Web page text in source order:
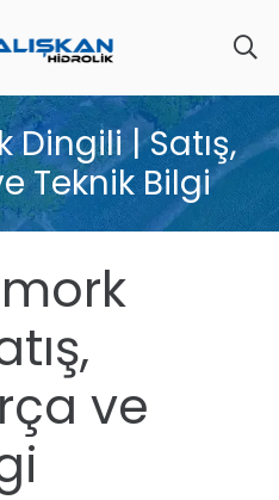
Dingili | Satış,
Teknik Bilgi
ve